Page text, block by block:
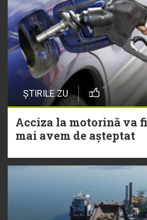
ȘTIRILE ZU
Acciza la motorină va
mai avem de așteptat